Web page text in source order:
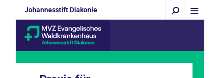
Johannesstift Diakonie